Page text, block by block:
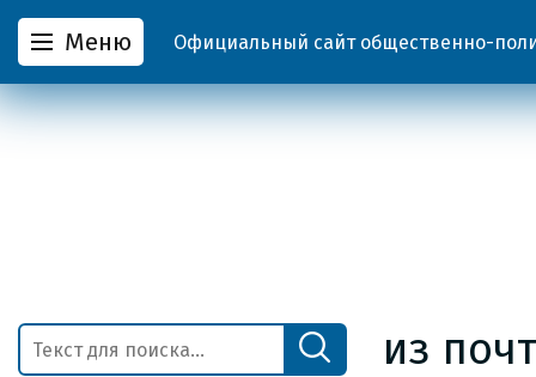
Меню Официальный сайт общественно-
из